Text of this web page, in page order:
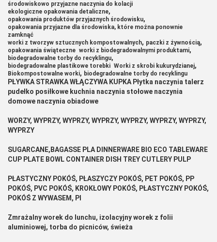
środowiskowo przyjazne naczynia do kolacji
ekologiczne opakowania detaliczne,
opakowania produktów przyjaznych środowisku,
opakowania przyjazne dla środowiska, które można ponownie
zamknąć
worki z tworzyw sztucznych kompostowalnych, paczki z żywnością,
opakowania świąteczne worki z biodegradowalnymi produktami,
biodegradowalne torby do recyklingu,
biodegradowalne plastikowe torebki Worki z skrobi kukurydzianej,
Biokompostowalne worki, biodegradowalne torby do recyklingu
PŁYWKA STRAWKA WŁĄCZYWA KUPKA Płytka naczynia talerz
pudełko posiłkowe kuchnia naczynia stołowe naczynia
domowe naczynia obiadowe
WORZY, WYPRZY, WYPRZY, WYPRZY, WYPRZY, WYPRZY, WYPRZY,
WYPRZY
SUGARCANE,BAGASSE PLA DINNERWARE BIO ECO TABLEWARE
CUP PLATE BOWL CONTAINER DISH TREY CUTLERY PULP
PŁASTYCZNY POKÓŚ, PŁASZYCZY POKÓŚ, PET POKÓŚ, PP
POKÓŚ, PVC POKÓŚ, KROKŁOWY POKÓŚ, PŁASTYCZNY POKÓŚ,
POKÓŚ Z WYWASEM, PI
Zmrażalny worek do lunchu, izolacyjny worek z folii
aluminiowej, torba do picniców, świeża